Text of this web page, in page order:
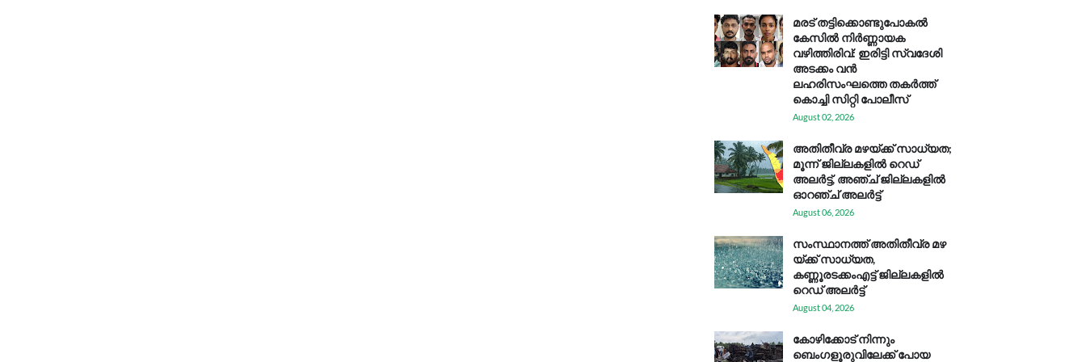
മരട് തട്ടിക്കൊണ്ടുപോകൽ
കേസിൽ നിർണ്ണായക
വഴിത്തിരിവ്: ഇരിട്ടി സ്വദേശി
അടക്കം വൻ
ലഹരിസംഘത്തെ തകർത്ത്
കൊച്ചി സിറ്റി പോലീസ്
August 02, 2026
അതിതീവ്ര മഴയ്ക്ക് സാധ്യത;
മൂന്ന് ജില്ലകളിൽ റെഡ്
അലർട്ട്, അഞ്ച് ജില്ലകളിൽ
ഓറഞ്ച് അലർട്ട്
August 06, 2026
സം​സ്ഥാ​ന​ത്ത് അ​തി​തീ​വ്ര മ​ഴ​
യ്ക്ക് സാ​ധ്യ​ത,
കണ്ണൂരടക്കംഎ​ട്ട് ജി​ല്ല​ക​ളി​ൽ
റെ​ഡ് അ​ലർ​ട്ട്
August 04, 2026
കോഴിക്കോട് നിന്നും
ബെംഗളൂരുവിലേക്ക് പോയ